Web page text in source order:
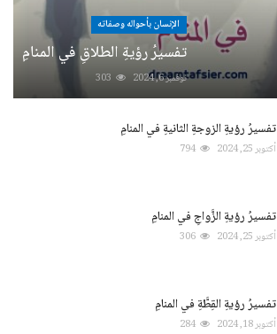
الإنسان بأحواله وصفاته
تفسيرُ رؤيةِ الطلاقِ في المنامِ
نوفمبر 6, 2024 303
تفسيرُ رؤيةِ الزوجةِ الثانيةِ في المنامِ
أكتوبر 25, 2024 794
تفسيرُ رؤيةِ الزَّواجِ في المنامِ
أكتوبر 25, 2024 306
تفسيرُ رؤيةِ القِطَّةِ في المنامِ
أكتوبر 18, 2024 284